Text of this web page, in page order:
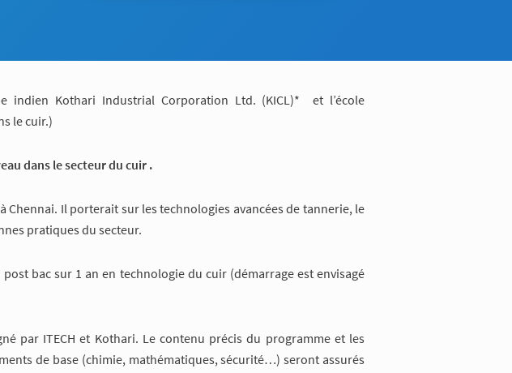
Kothari Industrial Corporation Ltd. (KICL)* et l’école
le cuir.)
dans le secteur du cuir .
Il porterait sur les technologies avancées de tannerie, le
pratiques du secteur.
bac sur 1 an en technologie du cuir (démarrage est envisagé
par ITECH et Kothari. Le contenu précis du programme et les
de base (chimie, mathématiques, sécurité…) seront assurés